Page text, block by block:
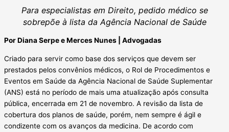
Para especialistas em Direito, pedido médico se
sobrepõe à lista da Agência Nacional de Saúde
Por Diana Serpe e Merces Nunes | Advogadas
Criado para servir como base dos serviços que devem ser
prestados pelos convênios médicos, o Rol de Procedimentos e
Eventos em Saúde da Agência Nacional de Saúde Suplementar
(ANS) está no período de mais uma atualização após consulta
pública, encerrada em 21 de novembro. A revisão da lista de
cobertura dos planos de saúde, porém, nem sempre é ágil e
condizente com os avanços da medicina. De acordo com